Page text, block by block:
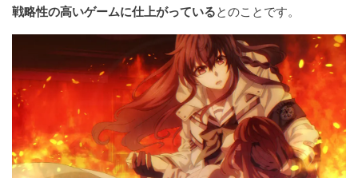
戦略性の高いゲームに仕上がっているとのことです。